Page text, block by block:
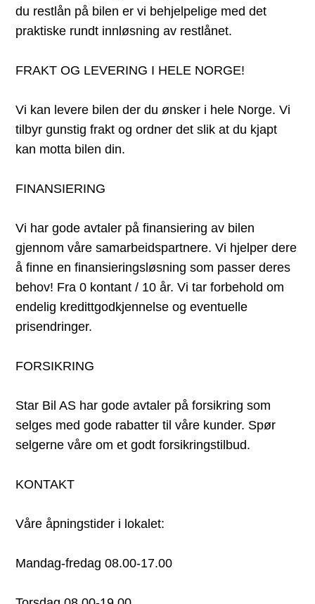
du restlån på bilen er vi behjelpelige med det
praktiske rundt innløsning av restlånet.
FRAKT OG LEVERING I HELE NORGE!
Vi kan levere bilen der du ønsker i hele Norge. Vi
tilbyr gunstig frakt og ordner det slik at du kjapt
kan motta bilen din.
FINANSIERING
Vi har gode avtaler på finansiering av bilen
gjennom våre samarbeidspartnere. Vi hjelper dere
å finne en finansieringsløsning som passer deres
behov! Fra 0 kontant / 10 år. Vi tar forbehold om
endelig kredittgodkjennelse og eventuelle
prisendringer.
FORSIKRING
Star Bil AS har gode avtaler på forsikring som
selges med gode rabatter til våre kunder. Spør
selgerne våre om et godt forsikringstilbud.
KONTAKT
Våre åpningstider i lokalet:
Mandag-fredag 08.00-17.00